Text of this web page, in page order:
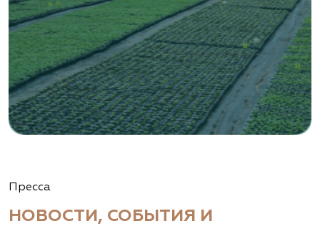
Пресса
НОВОСТИ, СОБЫТИЯ И